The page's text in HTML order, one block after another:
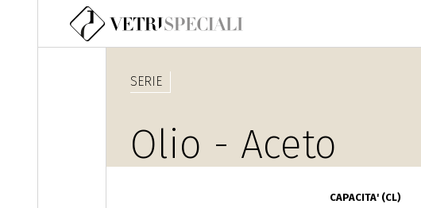
Salta al contenuto principale
CAPACITA' (CL)
SERIE
Olio - Aceto